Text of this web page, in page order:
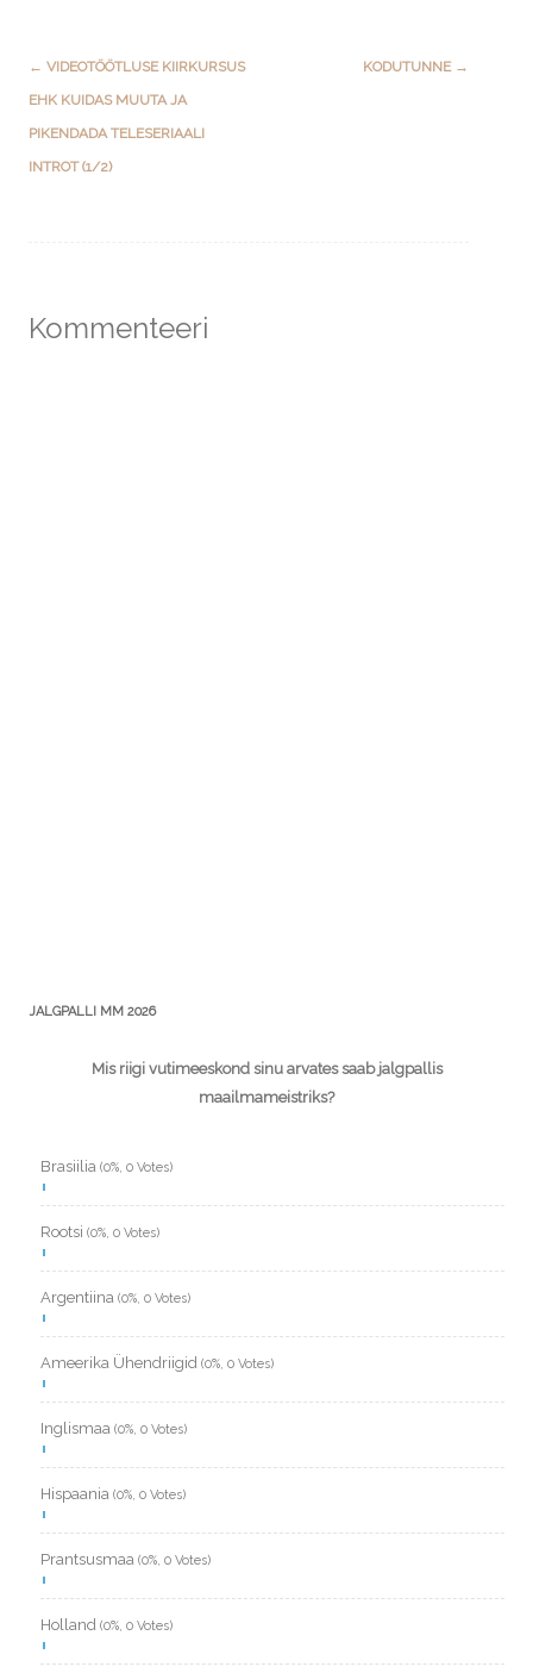
Post
navigation
← VIDEOTÖÖTLUSE KIIRKURSUS
EHK KUIDAS MUUTA JA
PIKENDADA TELESERIAALI
INTROT (1/2)
KODUTUNNE →
Kommenteeri
JALGPALLI MM 2026
Mis riigi vutimeeskond sinu arvates saab jalgpallis
maailmameistriks?
Brasiilia (0%, 0 Votes)
Rootsi (0%, 0 Votes)
Argentiina (0%, 0 Votes)
Ameerika Ühendriigid (0%, 0 Votes)
Inglismaa (0%, 0 Votes)
Hispaania (0%, 0 Votes)
Prantsusmaa (0%, 0 Votes)
Holland (0%, 0 Votes)